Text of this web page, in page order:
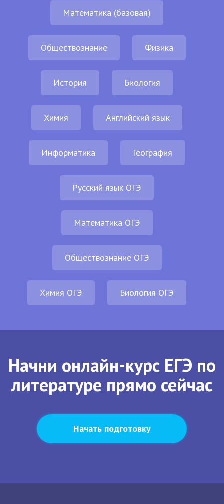
Математика (базовая)
Обществознание Физика
История Биология
Химия Английский язык
Информатика География
Русский язык ОГЭ
Математика ОГЭ
Обществознание ОГЭ
Химия ОГЭ Биология ОГЭ
Начни онлайн-курс ЕГЭ по
литературе прямо сейчас
Начать подготовку